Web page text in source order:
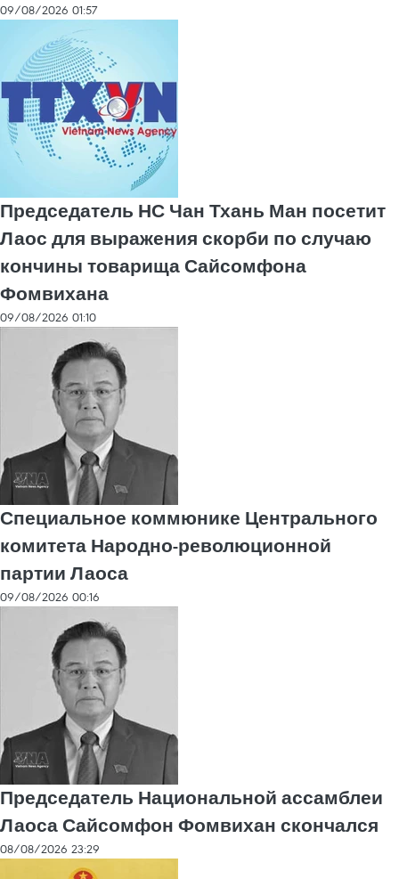
09/08/2026 01:57
Председатель НС Чан Тхань Ман посетит
Лаос для выражения скорби по случаю
кончины товарища Сайсомфона
Фомвихана
09/08/2026 01:10
Специальное коммюнике Центрального
комитета Народно-революционной
партии Лаоса
09/08/2026 00:16
Председатель Национальной ассамблеи
Лаоса Сайсомфон Фомвихан скончался
08/08/2026 23:29